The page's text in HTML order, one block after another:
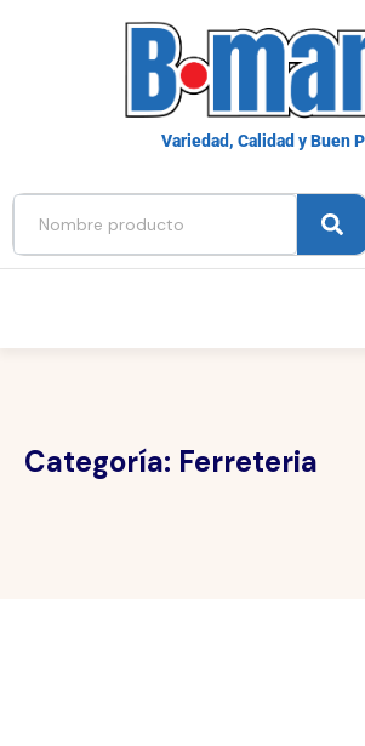
Variedad, Calidad y Buen
Categoría: Ferreteria